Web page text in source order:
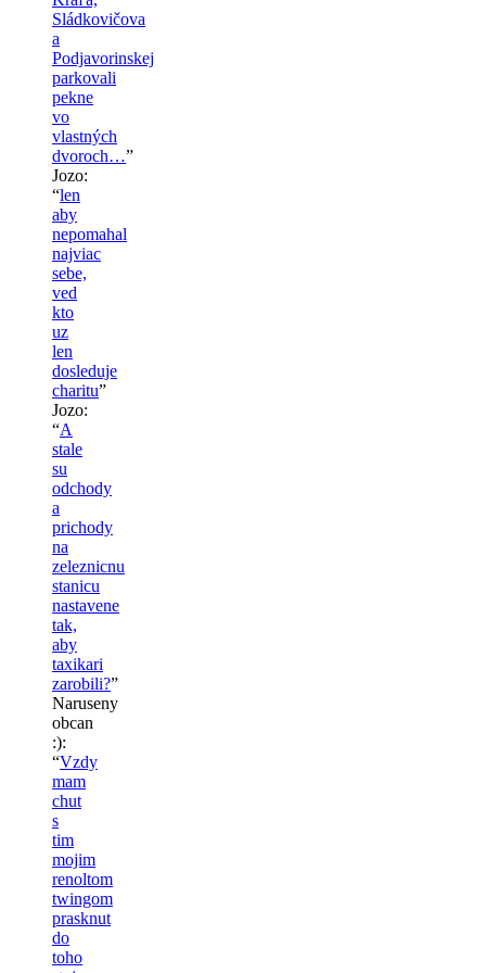
Sládkovičova
a
Podjavorinskej
parkovali
pekne
vo
vlastných
dvoroch…”
Jozo:
“len
aby
nepomahal
najviac
sebe,
ved
kto
uz
len
dosleduje
charitu”
Jozo:
“A
stale
su
odchody
a
prichody
na
zeleznicnu
stanicu
nastavene
tak,
aby
taxikari
zarobili?”
Naruseny
obcan
:):
“Vzdy
mam
chut
s
tim
mojim
renoltom
twingom
prasknut
do
toho